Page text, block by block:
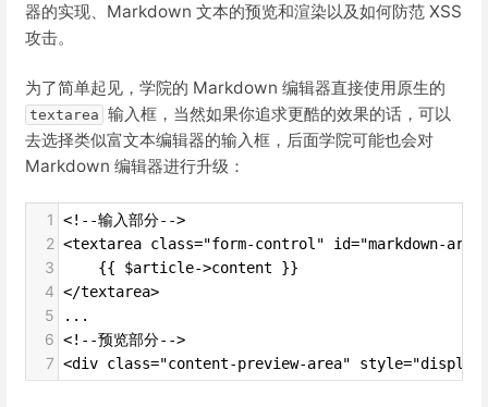
器的实现、Markdown 文本的预览和渲染以及如何防范 XSS
攻击。
为了简单起见，学院的 Markdown 编辑器直接使用原生的
textarea 输入框，当然如果你追求更酷的效果的话，可以
去选择类似富文本编辑器的输入框，后面学院可能也会对
Markdown 编辑器进行升级：
1 <!--输入部分-->
2 <textarea class="form-control" id="markdown-
3
    {{ $article->content }}
4 </textarea>
5 ...
6 <!--预览部分-->
7 <div class="content-preview-area"